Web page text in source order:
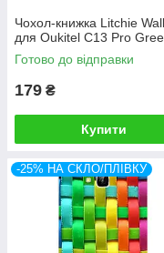
Чохол-книжка Litchie
для Oukitel C13 Pro
Готово до відправки
179 ₴
Купити
-25% НА СКЛО/ПЛІВКУ